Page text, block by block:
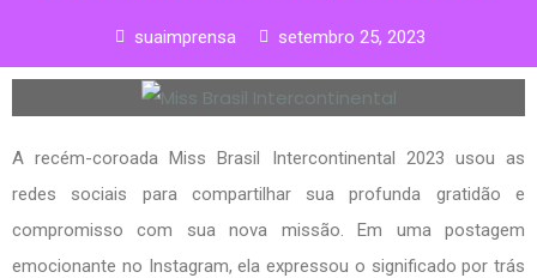
suaimprensa setembro 25, 2023
A recém-coroada Miss Brasil Intercontinental 2023 usou as
redes sociais para compartilhar sua profunda gratidão e
compromisso com sua nova missão. Em uma postagem
emocionante no Instagram, ela expressou o significado por trás